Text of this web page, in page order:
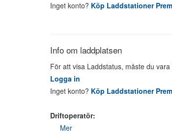
Inget konto? Köp Laddstationer
Info om laddplatsen
För att visa Laddstatus, måste du
Logga in
Inget konto? Köp Laddstationer
Driftoperatör:
Mer